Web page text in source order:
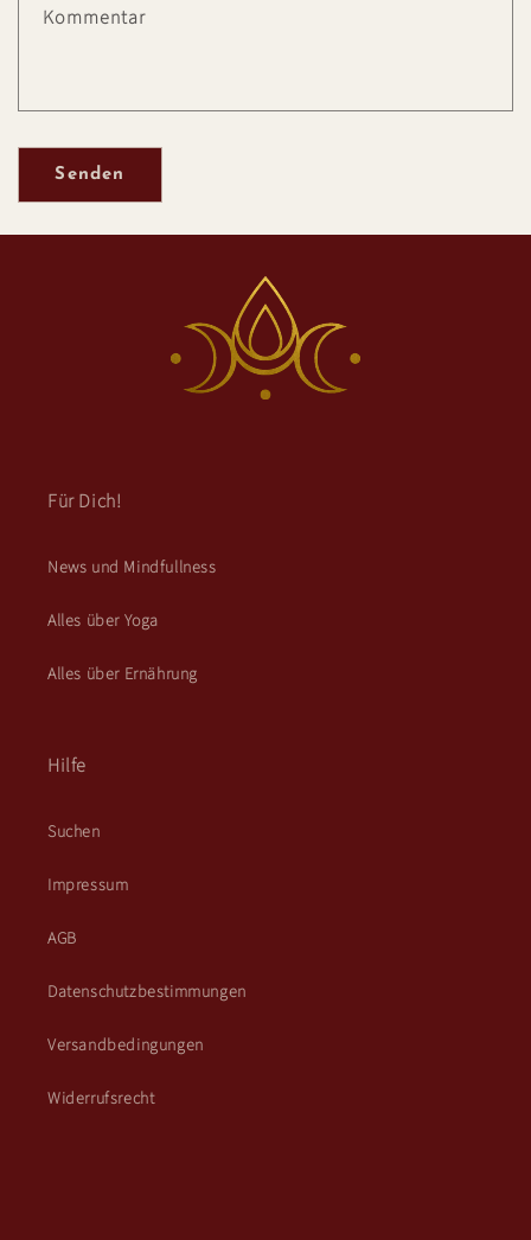
Kommentar
Senden
Für Dich!
News und Mindfullness
Alles über Yoga
Alles über Ernährung
Hilfe
Suchen
Impressum
AGB
Datenschutzbestimmungen
Versandbedingungen
Widerrufsrecht